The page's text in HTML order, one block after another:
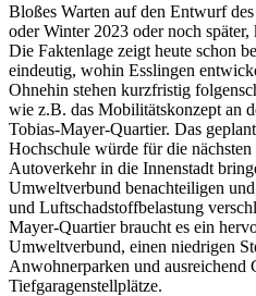
Bloßes Warten auf den Entwurf
oder Winter 2023 oder noch
Die Faktenlage zeigt heute schon
eindeutig, wohin Esslingen
Ohnehin stehen kurzfristig
wie z.B. das Mobilitätskonzept an
Tobias-Mayer-Quartier. Das
Hochschule würde für die nächsten
Autoverkehr in die Innenstadt
Umweltverbund benachteiligen
und Luftschadstoffbelastung
Mayer-Quartier braucht es ein
Umweltverbund, einen niedrigen
Anwohnerparken und ausreichend
Tiefgaragenstellplätze.